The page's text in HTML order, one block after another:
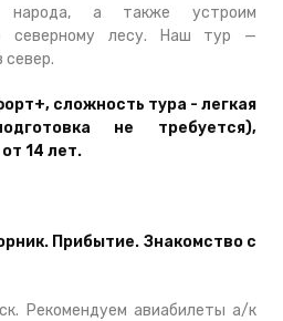
народа, а также устроим
северному лесу. Наш тур —
север.
сложность тура - легкая
не требуется),
14 лет.
Прибытие. Знакомство с
Рекомендуем авиабилеты а/к